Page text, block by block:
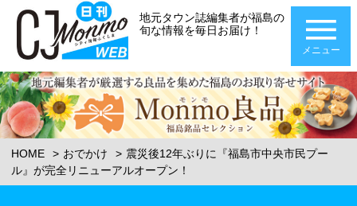
地元タウン誌編集者が福島の
旬な情報を毎日お届け！
メニュー
HOME おでかけ
震災後12年ぶりに『福島市中央市民プー
ル』が完全リニューアルオープン！